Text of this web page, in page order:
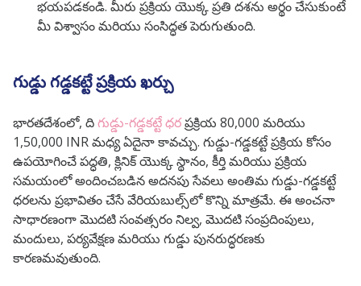
భయపడకండి. మీరు ప్రక్రియ యొక్క ప్రతి దశను అర్థం చేసుకుంటే
మీ విశ్వాసం మరియు సంసిద్ధత పెరుగుతుంది.
గుడ్డు గడ్డకట్టే ప్రక్రియ ఖర్చు
భారతదేశంలో, దిగుడ్డు-గడ్డకట్టే ధరప్రక్రియ 80,000 మరియు
1,50,000 INR మధ్య ఏదైనా కావచ్చు. గుడ్డు-గడ్డకట్టే ప్రక్రియ కోసం
ఉపయోగించే పద్ధతి, క్లినిక్ యొక్క స్థానం, కీర్తి మరియు ప్రక్రియ
సమయంలో అందించబడిన అదనపు సేవలు అంతిమ గుడ్డు-గడ్డకట్టే
ధరలను ప్రభావితం చేసే వేరియబుల్స్‌లో కొన్ని మాత్రమే. ఈ అంచనా
సాధారణంగా మొదటి సంవత్సరం నిల్వ, మొదటి సంప్రదింపులు,
మందులు, పర్యవేక్షణ మరియు గుడ్డు పునరుద్ధరణకు
కారణమవుతుంది.